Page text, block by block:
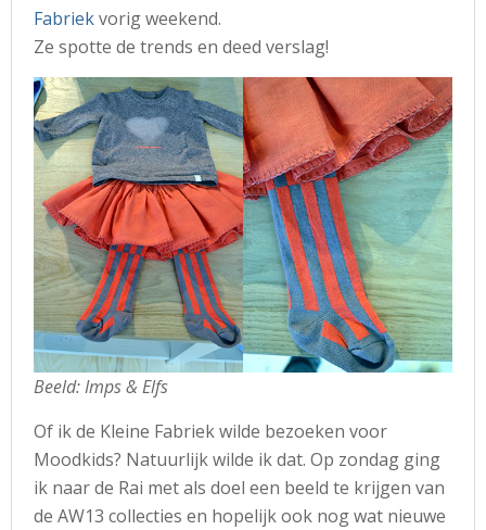
Fabriekvorig weekend.
Ze spotte de trends en deed verslag!
Beeld: Imps & Elfs
Of ik de Kleine Fabriek wilde bezoeken voor
Moodkids? Natuurlijk wilde ik dat. Op zondag ging
ik naar de Rai met als doel een beeld te krijgen van
de AW13 collecties en hopelijk ook nog wat nieuwe